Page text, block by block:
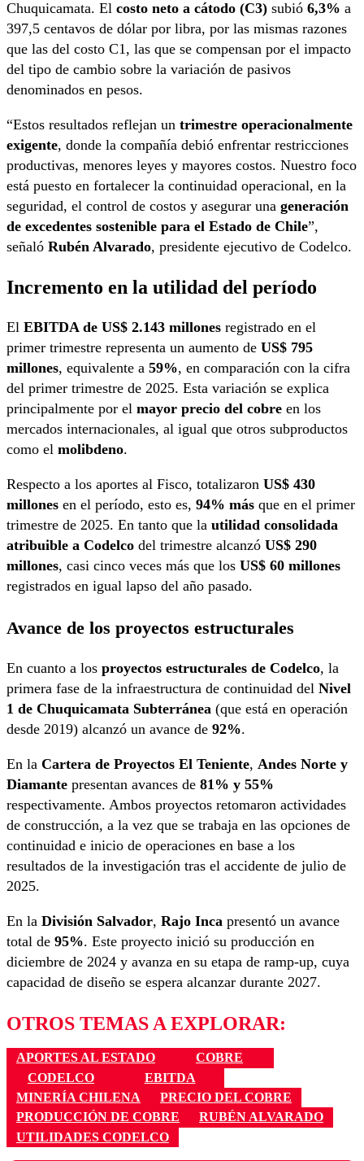
Chuquicamata. El costo neto a cátodo (C3) subió 6,3% a
397,5 centavos de dólar por libra, por las mismas razones
que las del costo C1, las que se compensan por el impacto
del tipo de cambio sobre la variación de pasivos
denominados en pesos.
“Estos resultados reflejan un trimestre operacionalmente
exigente, donde la compañía debió enfrentar restricciones
productivas, menores leyes y mayores costos. Nuestro foco
está puesto en fortalecer la continuidad operacional, en la
seguridad, el control de costos y asegurar una generación
de excedentes sostenible para el Estado de Chile”,
señaló Rubén Alvarado, presidente ejecutivo de Codelco.
Incremento en la utilidad del período
El EBITDA de US$ 2.143 millones registrado en el
primer trimestre representa un aumento de US$ 795
millones, equivalente a 59%, en comparación con la cifra
del primer trimestre de 2025. Esta variación se explica
principalmente por el mayor precio del cobre en los
mercados internacionales, al igual que otros subproductos
como el molibdeno.
Respecto a los aportes al Fisco, totalizaron US$ 430
millones en el período, esto es, 94% más que en el primer
trimestre de 2025. En tanto que la utilidad consolidada
atribuible a Codelco del trimestre alcanzó US$ 290
millones, casi cinco veces más que los US$ 60 millones
registrados en igual lapso del año pasado.
Avance de los proyectos estructurales
En cuanto a los proyectos estructurales de Codelco, la
primera fase de la infraestructura de continuidad del Nivel
1 de Chuquicamata Subterránea (que está en operación
desde 2019) alcanzó un avance de 92%.
En la Cartera de Proyectos El Teniente, Andes Norte y
Diamante presentan avances de 81% y 55%
respectivamente. Ambos proyectos retomaron actividades
de construcción, a la vez que se trabaja en las opciones de
continuidad e inicio de operaciones en base a los
resultados de la investigación tras el accidente de julio de
2025.
En la División Salvador, Rajo Inca presentó un avance
total de 95%. Este proyecto inició su producción en
diciembre de 2024 y avanza en su etapa de ramp-up, cuya
capacidad de diseño se espera alcanzar durante 2027.
OTROS TEMAS A EXPLORAR:
APORTES AL ESTADO
COBRE
CODELCO
EBITDA
MINERÍA CHILENA
PRECIO DEL COBRE
PRODUCCIÓN DE COBRE
RUBÉN ALVARADO
UTILIDADES CODELCO